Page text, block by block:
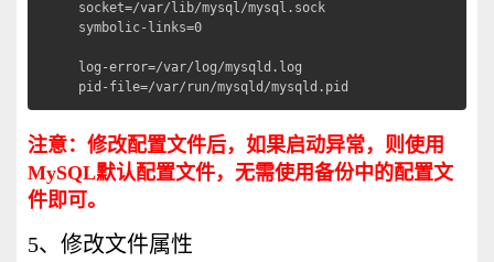
socket=/var/lib/mysql/mysql.sock
symbolic-links=0
log-error=/var/log/mysqld.log
pid-file=/var/run/mysqld/mysqld.pid
注意：修改配置文件后，如果启动异常，则使用
MySQL默认配置文件，无需使用备份中的配置文
件即可。
5、修改文件属性